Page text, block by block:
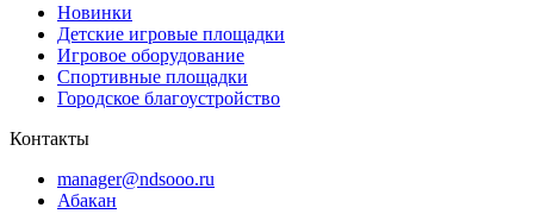
Новинки
Детские игровые площадки
Игровое оборудование
Спортивные площадки
Городское благоустройство
Контакты
manager@ndsooo.ru
Абакан